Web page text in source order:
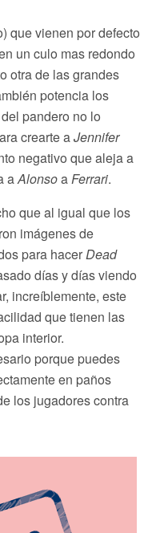
que vienen por defecto
un culo mas redondo
otra de las grandes
potencia los
pandero no lo
crearte aJennifer
negativo que aleja a
aAlonsoaFerrari.
que al igual que los
imágenes de
para hacerDead
días y días viendo
increíblemente, este
que tienen las
interior.
porque puedes
en paños
los jugadores contra